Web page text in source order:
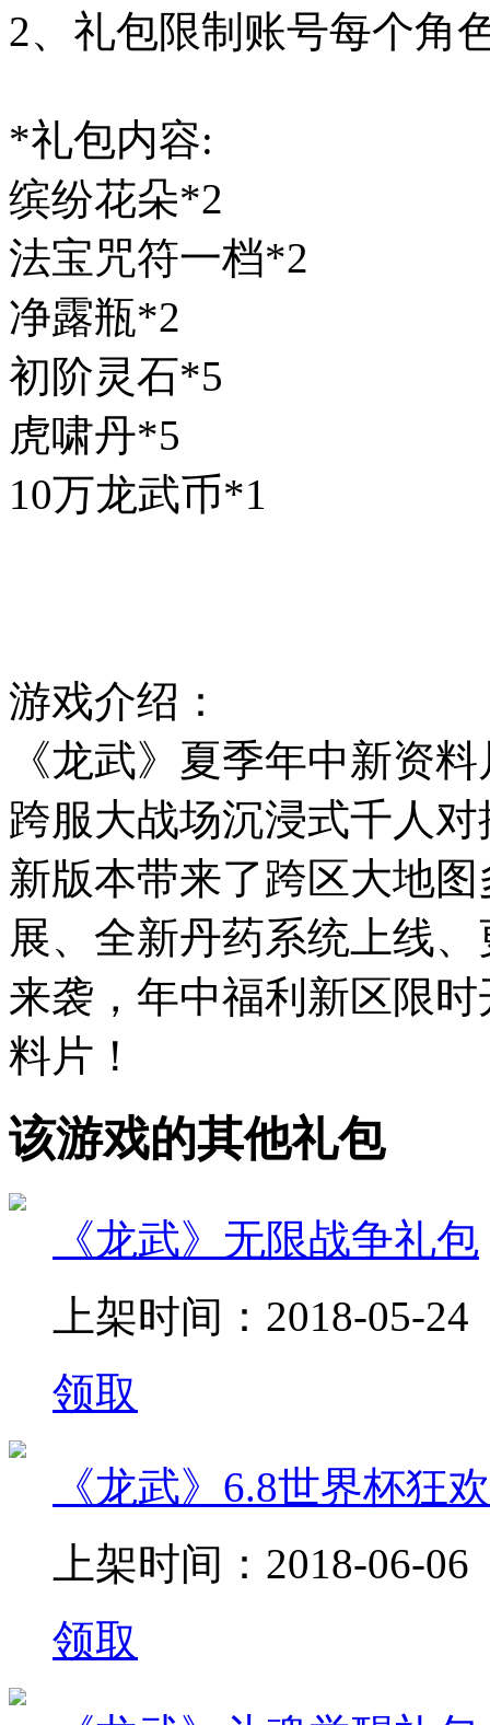
2、礼包限制账号每个角
*礼包内容:
缤纷花朵*2
法宝咒符一档*2
净露瓶*2
初阶灵石*5
虎啸丹*5
10万龙武币*1
游戏介绍：
《龙武》夏季年中新资
跨服大战场沉浸式千人
新版本带来了跨区大地
展、全新丹药系统上线
来袭，年中福利新区限
料片！
该游戏的其他礼包
《龙武》无限战争礼包
上架时间：2018-05-24
领取
《龙武》6.8世界杯狂
上架时间：2018-06-06
领取